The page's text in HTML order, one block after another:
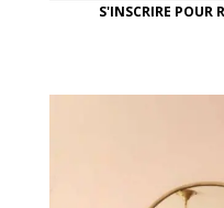
S'INSCRIRE POUR